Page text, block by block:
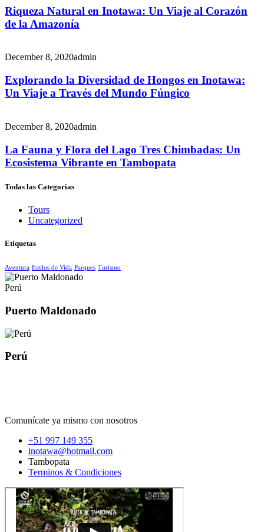
Riqueza Natural en Inotawa: Un Viaje al Corazón
de la Amazonía
December 8, 2020admin
Explorando la Diversidad de Hongos en Inotawa:
Un Viaje a Través del Mundo Fúngico
December 8, 2020admin
La Fauna y Flora del Lago Tres Chimbadas: Un
Ecosistema Vibrante en Tambopata
Todas las Categorias
Tours
Uncategorized
Etiquetas
Aventura Estilos de Vida Parques Turismo
Perú
Puerto Maldonado
Perú
Comunícate ya mismo con nosotros
+51 997 149 355
inotawa@hotmail.com
Tambopata
Terminos & Condiciones